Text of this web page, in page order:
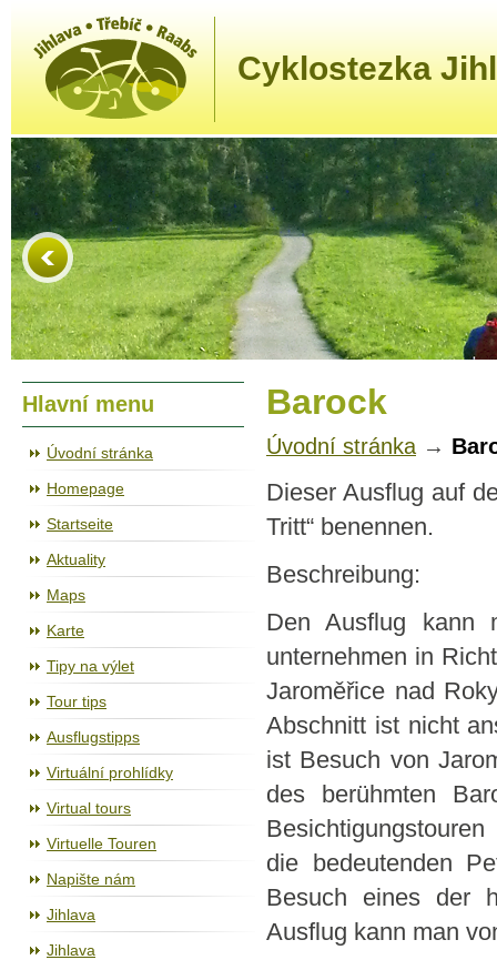
Cyklostezka
Cyklostezka Jihlava - Třebíč - Raabs
Hlavní menu
Úvodní stránka
Homepage
Startseite
Aktuality
Maps
Karte
Tipy na výlet
Tour tips
Ausflugstipps
Virtuální prohlídky
Virtual tours
Virtuelle Touren
Napište nám
Jihlava
Jihlava
Barock
Úvodní stránka →
Dieser Ausflug auf
Tritt“ benennen.
Beschreibung:
Den Ausflug kann
unternehmen in
Jaroměřice nad
Abschnitt ist nicht
ist Besuch von
des berühmten
die bedeutenden
Besuch eines der
Ausflug kann man